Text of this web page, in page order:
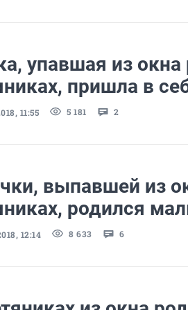
упавшая из
пришла в
11:55 5 181 2
выпавшей из
родился
12:14 8 633 6